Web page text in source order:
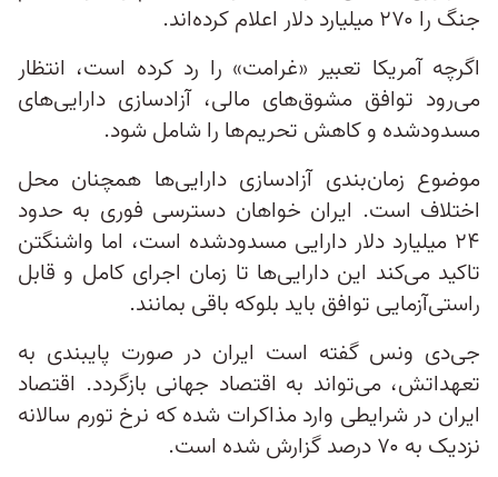
جنگ را ۲۷۰ میلیارد دلار اعلام کرده‌اند.
اگرچه آمریکا تعبیر «غرامت» را رد کرده است، انتظار
می‌رود توافق مشوق‌های مالی، آزادسازی دارایی‌های
مسدودشده و کاهش تحریم‌ها را شامل شود.
موضوع زمان‌بندی آزادسازی دارایی‌ها همچنان محل
اختلاف است. ایران خواهان دسترسی فوری به حدود
۲۴ میلیارد دلار دارایی مسدودشده است، اما واشنگتن
تاکید می‌کند این دارایی‌ها تا زمان اجرای کامل و قابل
راستی‌آزمایی توافق باید بلوکه باقی بمانند.
جی‌دی ونس گفته است ایران در صورت پایبندی به
تعهداتش، می‌تواند به اقتصاد جهانی بازگردد. اقتصاد
ایران در شرایطی وارد مذاکرات شده که نرخ تورم سالانه
نزدیک به ۷۰ درصد گزارش شده است.